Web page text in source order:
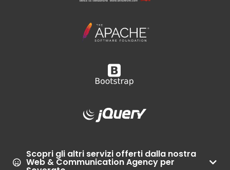
Scopri gli altri servizi offerti dalla nostra
Web & Communication Agency per